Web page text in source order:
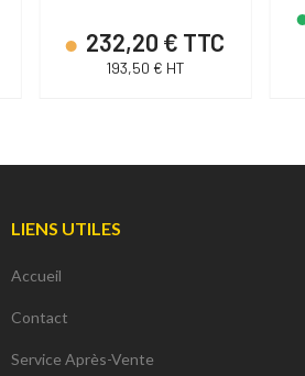
232,20 € TTC
193,50 € HT
LIENS UTILES
Accueil
Contact
Service Après-Vente